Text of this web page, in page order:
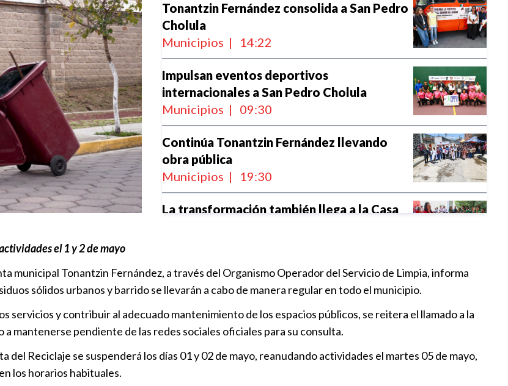
Tonantzin Fernández consolida a San Pedro
Cholula
Municipios | 14:22
Impulsan eventos deportivos
internacionales a San Pedro Cholula
Municipios | 09:30
Continúa Tonantzin Fernández llevando
obra pública
Municipios | 19:30
La transformación también llega a la Casa
Continúan estrechando lazos con
universidades
Municipios | 17:00
con servicios públicos
el 1 y 2 de mayo
municipal Tonantzin Fernández, a través del Organismo Operador del Servicio de Limpia, informa
sólidos urbanos y barrido se llevarán a cabo de manera regular en todo el municipio.
servicios y contribuir al adecuado mantenimiento de los espacios públicos, se reitera el llamado a la
mantenerse pendiente de las redes sociales oficiales para su consulta.
Reciclaje se suspenderá los días 01 y 02 de mayo, reanudando actividades el martes 05 de mayo,
los horarios habituales.